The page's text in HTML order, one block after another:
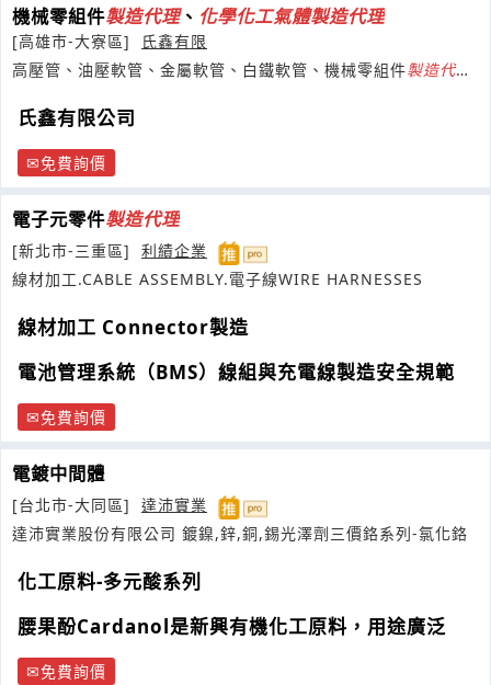
機械零組件製造代理、 化學化工氣體製造代理
[高雄市-大寮區]
氏鑫有限
高壓管、油壓軟管、金屬軟管、白鐵軟管、機械零組件製造代
氏鑫有限公司
免費詢價
電子元零件製造代理
[新北市-三重區]
利績企業
線材加工.CABLE ASSEMBLY.電子線WIRE HARNESSES
線材加工 Connector製造
電池管理系統（BMS）線組與充電線製造安全規範
免費詢價
電鍍中間體
[台北市-大同區]
達沛實業
達沛實業股份有限公司 鍍鎳,鋅,銅,錫光澤劑三價鉻系列-氯化鉻
化工原料-多元酸系列
腰果酚Cardanol是新興有機化工原料，用途廣泛
免費詢價